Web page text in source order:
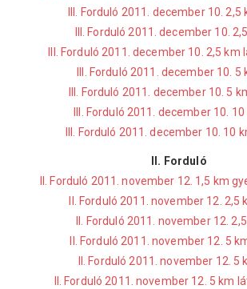
III. Forduló 2011. december 10. 2,5
III. Forduló 2011. december 10.
III. Forduló 2011. december 10. 2,5
III. Forduló 2011. december 10. 5
III. Forduló 2011. december 10. 5
III. Forduló 2011. december 10.
III. Forduló 2011. december 10. 10
II. Forduló
II. Forduló 2011. november 12. 1,5 km
II. Forduló 2011. november 12. 2,5
II. Forduló 2011. november 12.
II. Forduló 2011. november 12. 5
II. Forduló 2011. november 12. 5
II. Forduló 2011. november 12. 5 km